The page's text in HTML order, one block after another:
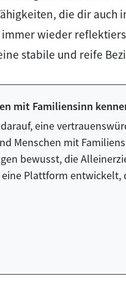
die dir auch
wieder
stabile und reife
mit Familiensinn
eine
Menschen mit
bewusst, die
Plattform entwickelt,